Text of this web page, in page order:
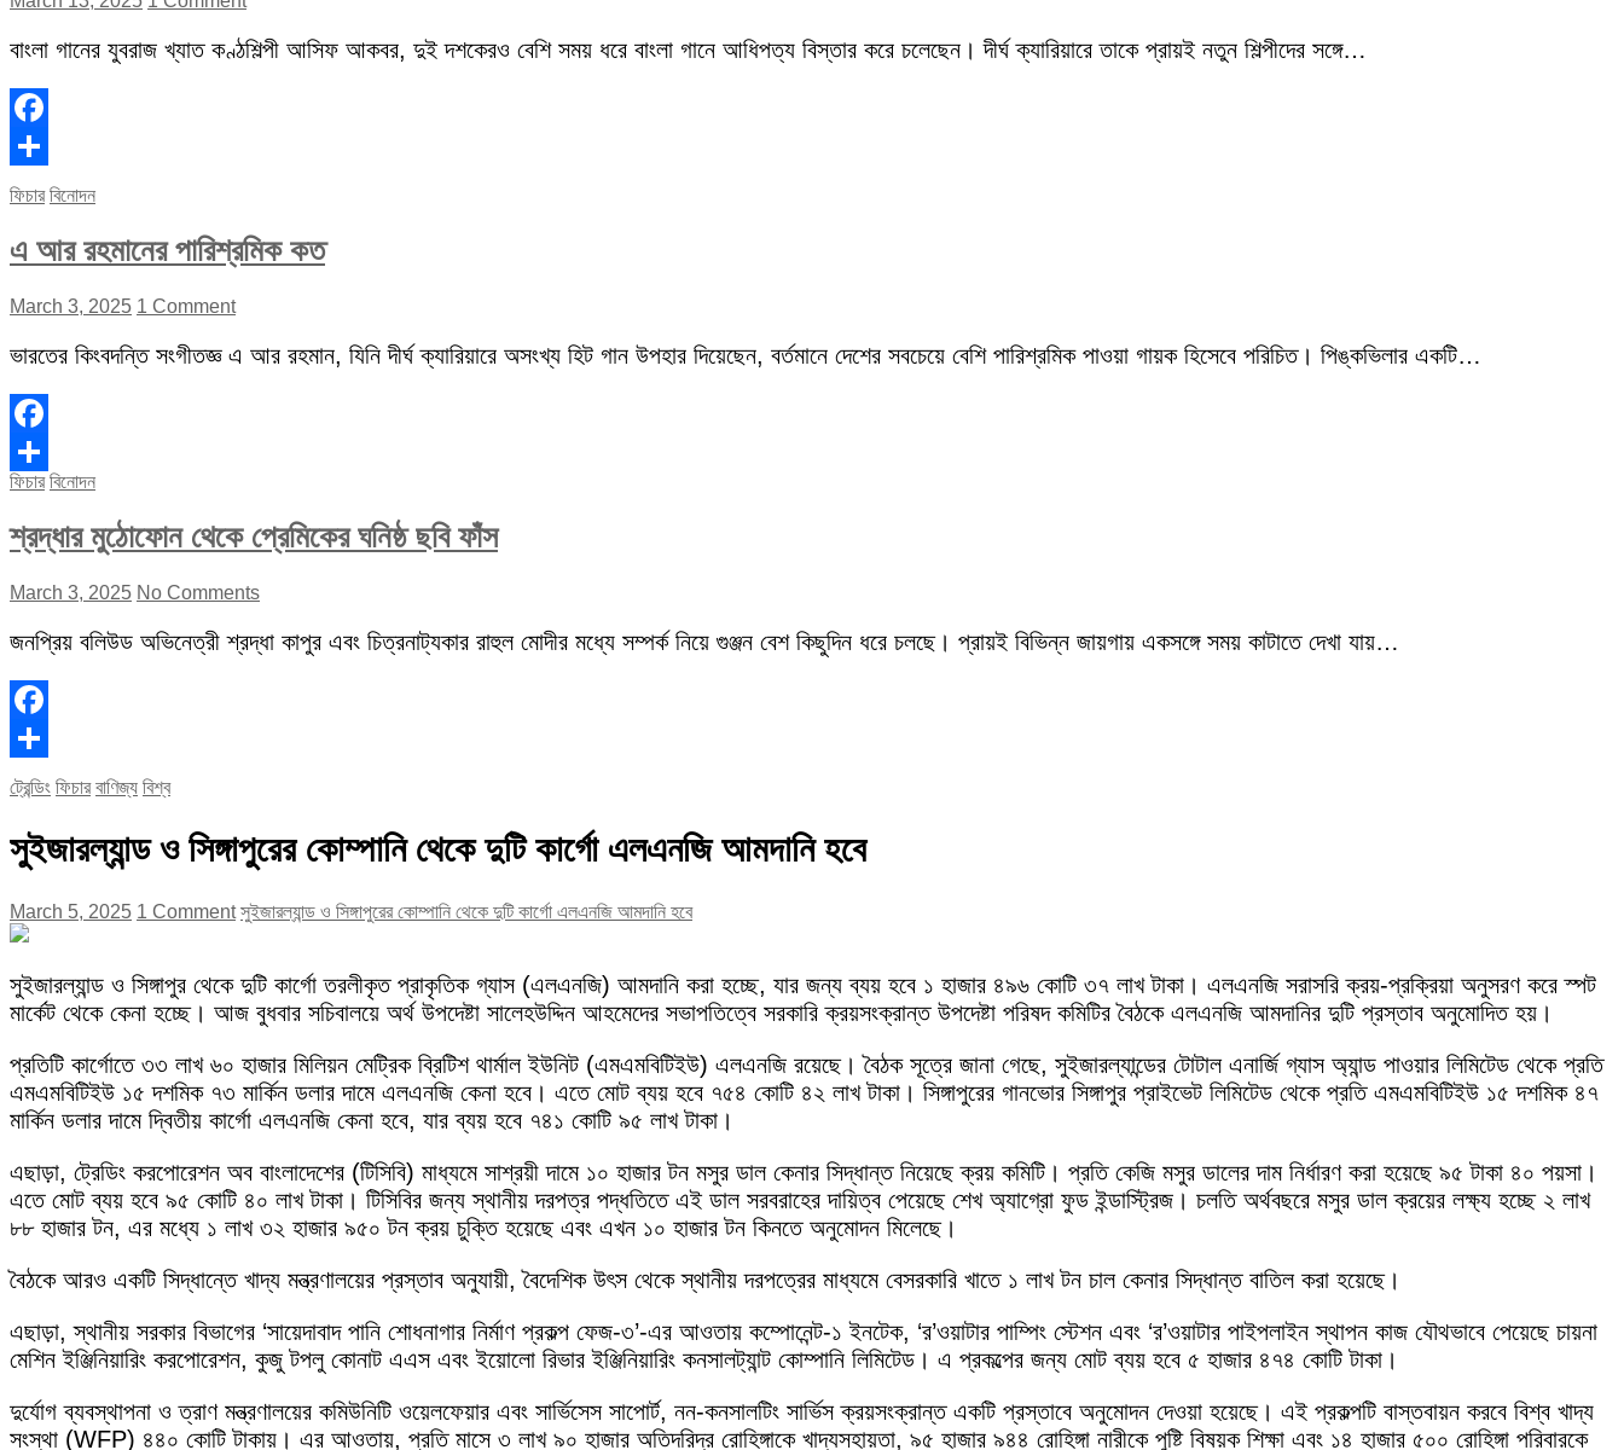
বাংলা গানের যুবরাজ খ্যাত কণ্ঠশিল্পী আসিফ আকবর, দুই দশকেরও বেশি সময় ধরে বাংলা গানে আধিপত্য বিস্তার করে চলেছেন। দীর্ঘ ক্যারিয়ারে তাকে প্রায়ই নতুন শিল্পীদের সঙ্গে…
Facebook
Share
ফিচার বিনোদন
এ আর রহমানের পারিশ্রমিক কত
March 3, 2025 1 Comment
ভারতের কিংবদন্তি সংগীতজ্ঞ এ আর রহমান, যিনি দীর্ঘ ক্যারিয়ারে অসংখ্য হিট গান উপহার দিয়েছেন, বর্তমানে দেশের সবচেয়ে বেশি পারিশ্রমিক পাওয়া গায়ক হিসেবে পরিচিত। পিঙ্কভিলার একটি…
Facebook
Share
ফিচার বিনোদন
শ্রদ্ধার মুঠোফোন থেকে প্রেমিকের ঘনিষ্ঠ ছবি ফাঁস
March 3, 2025 No Comments
জনপ্রিয় বলিউড অভিনেত্রী শ্রদ্ধা কাপুর এবং চিত্রনাট্যকার রাহুল মোদীর মধ্যে সম্পর্ক নিয়ে গুঞ্জন বেশ কিছুদিন ধরে চলছে। প্রায়ই বিভিন্ন জায়গায় একসঙ্গে সময় কাটাতে দেখা যায়…
Facebook
Share
ট্রেন্ডিং ফিচার বাণিজ্য বিশ্ব
সুইজারল্যান্ড ও সিঙ্গাপুরের কোম্পানি থেকে দুটি কার্গো এলএনজি আমদানি হবে
March 5, 2025 1 Comment সুইজারল্যান্ড ও সিঙ্গাপুরের কোম্পানি থেকে দুটি কার্গো এলএনজি আমদানি হবে
সুইজারল্যান্ড ও সিঙ্গাপুর থেকে দুটি কার্গো তরলীকৃত প্রাকৃতিক গ্যাস (এলএনজি) আমদানি করা হচ্ছে, যার জন্য ব্যয় হবে ১ হাজার ৪৯৬ কোটি ৩৭ লাখ টাকা। এলএনজি সরাসরি ক্রয়-প্রক্রিয়া অনুসরণ করে স্পট
মার্কেট থেকে কেনা হচ্ছে। আজ বুধবার সচিবালয়ে অর্থ উপদেষ্টা সালেহউদ্দিন আহমেদের সভাপতিত্বে সরকারি ক্রয়সংক্রান্ত উপদেষ্টা পরিষদ কমিটির বৈঠকে এলএনজি আমদানির দুটি প্রস্তাব অনুমোদিত হয়।
প্রতিটি কার্গোতে ৩৩ লাখ ৬০ হাজার মিলিয়ন মেট্রিক ব্রিটিশ থার্মাল ইউনিট (এমএমবিটিইউ) এলএনজি রয়েছে। বৈঠক সূত্রে জানা গেছে, সুইজারল্যান্ডের টোটাল এনার্জি গ্যাস অ্যান্ড পাওয়ার লিমিটেড থেকে প্রতি
এমএমবিটিইউ ১৫ দশমিক ৭৩ মার্কিন ডলার দামে এলএনজি কেনা হবে। এতে মোট ব্যয় হবে ৭৫৪ কোটি ৪২ লাখ টাকা। সিঙ্গাপুরের গানভোর সিঙ্গাপুর প্রাইভেট লিমিটেড থেকে প্রতি এমএমবিটিইউ ১৫ দশমিক ৪৭
মার্কিন ডলার দামে দ্বিতীয় কার্গো এলএনজি কেনা হবে, যার ব্যয় হবে ৭৪১ কোটি ৯৫ লাখ টাকা।
এছাড়া, ট্রেডিং করপোরেশন অব বাংলাদেশের (টিসিবি) মাধ্যমে সাশ্রয়ী দামে ১০ হাজার টন মসুর ডাল কেনার সিদ্ধান্ত নিয়েছে ক্রয় কমিটি। প্রতি কেজি মসুর ডালের দাম নির্ধারণ করা হয়েছে ৯৫ টাকা ৪০ পয়সা।
এতে মোট ব্যয় হবে ৯৫ কোটি ৪০ লাখ টাকা। টিসিবির জন্য স্থানীয় দরপত্র পদ্ধতিতে এই ডাল সরবরাহের দায়িত্ব পেয়েছে শেখ অ্যাগ্রো ফুড ইন্ডাস্ট্রিজ। চলতি অর্থবছরে মসুর ডাল ক্রয়ের লক্ষ্য হচ্ছে ২ লাখ
৮৮ হাজার টন, এর মধ্যে ১ লাখ ৩২ হাজার ৯৫০ টন ক্রয় চুক্তি হয়েছে এবং এখন ১০ হাজার টন কিনতে অনুমোদন মিলেছে।
বৈঠকে আরও একটি সিদ্ধান্তে খাদ্য মন্ত্রণালয়ের প্রস্তাব অনুযায়ী, বৈদেশিক উৎস থেকে স্থানীয় দরপত্রের মাধ্যমে বেসরকারি খাতে ১ লাখ টন চাল কেনার সিদ্ধান্ত বাতিল করা হয়েছে।
এছাড়া, স্থানীয় সরকার বিভাগের ‘সায়েদাবাদ পানি শোধনাগার নির্মাণ প্রকল্প ফেজ-৩’-এর আওতায় কম্পোনেন্ট-১ ইনটেক, ‘র’ওয়াটার পাম্পিং স্টেশন এবং ‘র’ওয়াটার পাইপলাইন স্থাপন কাজ যৌথভাবে পেয়েছে চায়না
মেশিন ইঞ্জিনিয়ারিং করপোরেশন, কুজু টপলু কোনাট এএস এবং ইয়োলো রিভার ইঞ্জিনিয়ারিং কনসালট্যান্ট কোম্পানি লিমিটেড। এ প্রকল্পের জন্য মোট ব্যয় হবে ৫ হাজার ৪৭৪ কোটি টাকা।
দুর্যোগ ব্যবস্থাপনা ও ত্রাণ মন্ত্রণালয়ের কমিউনিটি ওয়েলফেয়ার এবং সার্ভিসেস সাপোর্ট, নন-কনসালটিং সার্ভিস ক্রয়সংক্রান্ত একটি প্রস্তাবে অনুমোদন দেওয়া হয়েছে। এই প্রকল্পটি বাস্তবায়ন করবে বিশ্ব খাদ্য
সংস্থা (WFP) ৪৪০ কোটি টাকায়। এর আওতায়, প্রতি মাসে ৩ লাখ ৯০ হাজার অতিদরিদ্র রোহিঙ্গাকে খাদ্যসহায়তা, ৯৫ হাজার ৯৪৪ রোহিঙ্গা নারীকে পুষ্টি বিষয়ক শিক্ষা এবং ১৪ হাজার ৫০০ রোহিঙ্গা পরিবারকে